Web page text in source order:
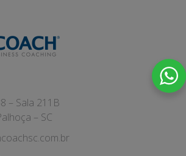
– Sala 211B
– SC